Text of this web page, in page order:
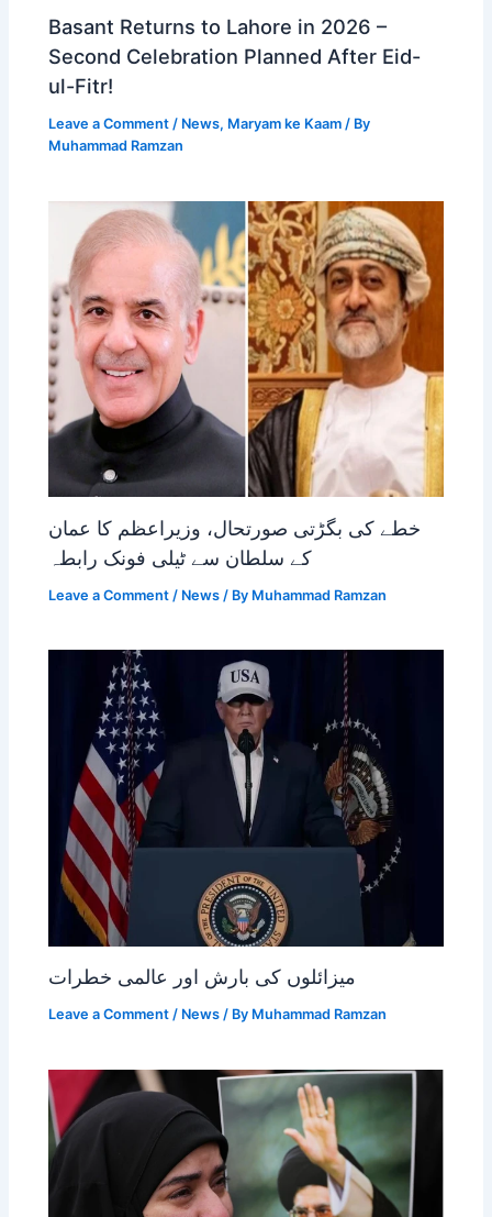
Basant Returns to Lahore in 2026 –
Second Celebration Planned After Eid-
ul-Fitr!
Leave a Comment / News, Maryam ke Kaam / By
Muhammad Ramzan
خطے کی بگڑتی صورتحال، وزیراعظم کا عمان
کے سلطان سے ٹیلی فونک رابطہ
Leave a Comment / News / By Muhammad Ramzan
میزائلوں کی بارش اور عالمی خطرات
Leave a Comment / News / By Muhammad Ramzan